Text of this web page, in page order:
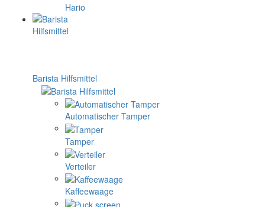
Hario
Barista Hilfsmittel
Automatischer Tamper
Tamper
Verteiler
Kaffeewaage